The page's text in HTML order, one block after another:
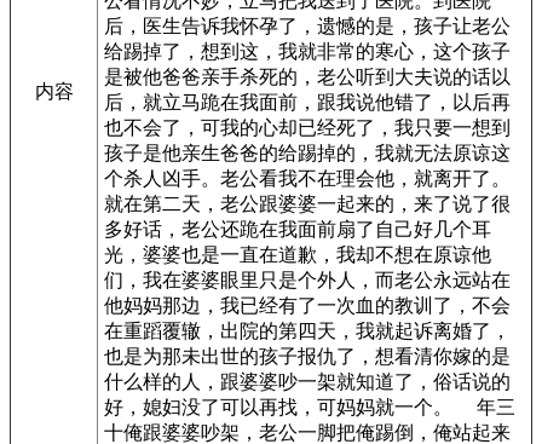
内容
后，医生告诉我怀孕了，遗憾的是，孩子让老公
给踢掉了，想到这，我就非常的寒心，这个孩子
是被他爸爸亲手杀死的，老公听到大夫说的话以
后，就立马跪在我面前，跟我说他错了，以后再
也不会了，可我的心却已经死了，我只要一想到
孩子是他亲生爸爸的给踢掉的，我就无法原谅这
个杀人凶手。老公看我不在理会他，就离开了。
就在第二天，老公跟婆婆一起来的，来了说了很
多好话，老公还跪在我面前扇了自己好几个耳
光，婆婆也是一直在道歉，我却不想在原谅他
们，我在婆婆眼里只是个外人，而老公永远站在
他妈妈那边，我已经有了一次血的教训了，不会
在重蹈覆辙，出院的第四天，我就起诉离婚了，
也是为那未出世的孩子报仇了，想看清你嫁的是
什么样的人，跟婆婆吵一架就知道了，俗话说的
好，媳妇没了可以再找，可妈妈就一个。 年三
十俺跟婆婆吵架，老公一脚把俺踢倒，俺站起来